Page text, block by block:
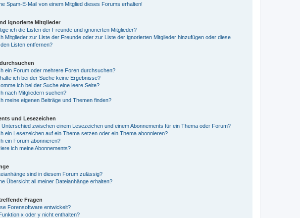
Spam-E-Mail von einem Mitglied dieses Forums erhalten!
ignorierte Mitglieder
ich die Listen der Freunde und ignorierten Mitglieder?
Mitglieder zur Liste der Freunde oder zur Liste der ignorierten Mitglieder hinzufügen oder diese
Listen entfernen?
ein Forum oder mehrere Foren durchsuchen?
ich bei der Suche keine Ergebnisse?
ich bei der Suche eine leere Seite?
nach Mitgliedern suchen?
meine eigenen Beiträge und Themen finden?
und Lesezeichen
Unterschied zwischen einem Lesezeichen und einem Abonnements für ein Thema oder Forum?
ein Lesezeichen auf ein Thema setzen oder ein Thema abonnieren?
ein Forum abonnieren?
ich meine Abonnements?
sind in diesem Forum zulässig?
Übersicht all meiner Dateianhänge erhalten?
Fragen
Forensoftware entwickelt?
x oder y nicht enthalten?